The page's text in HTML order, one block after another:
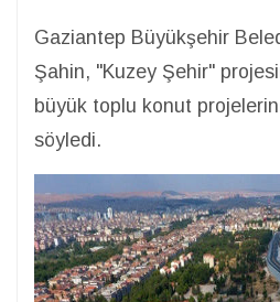
Gaziantep Büyükşehir
Şahin, "Kuzey Şehir"
büyük toplu konut
söyledi.